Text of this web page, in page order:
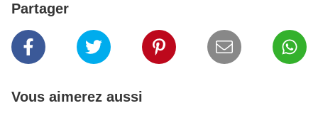
Partager
Vous aimerez aussi